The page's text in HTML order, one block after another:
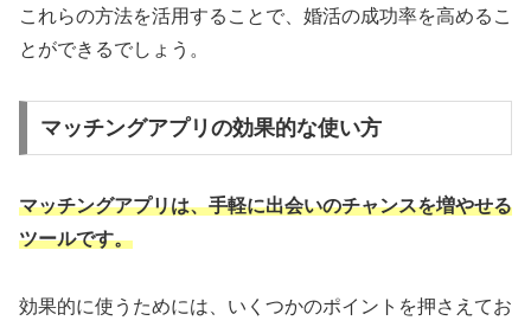
これらの方法を活用することで、婚活の成功率を高めるこ
とができるでしょう。
マッチングアプリの効果的な使い方
マッチングアプリは、手軽に出会いのチャンスを増やせる
ツールです。
効果的に使うためには、いくつかのポイントを押さえてお